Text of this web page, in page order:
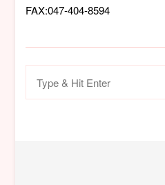
FAX:047-404-8594